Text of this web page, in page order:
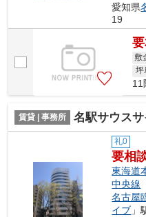
愛知県
19
敷
坪
11
賃貸 | 事務所 名駅サウスサイド
礼0
要相
東海道
中央線
名古屋
イブ 」